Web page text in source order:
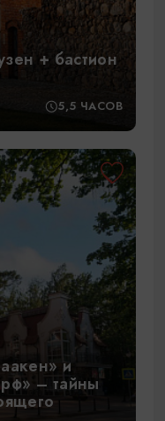
+ бастион
5,5 ЧАСОВ
и
– тайны